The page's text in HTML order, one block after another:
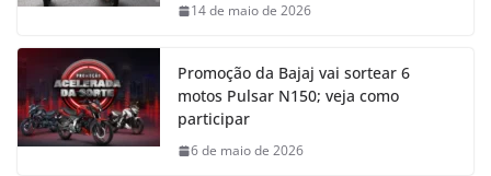
14 de maio de 2026
Promoção da Bajaj vai sortear 6
motos Pulsar N150; veja como
participar
6 de maio de 2026